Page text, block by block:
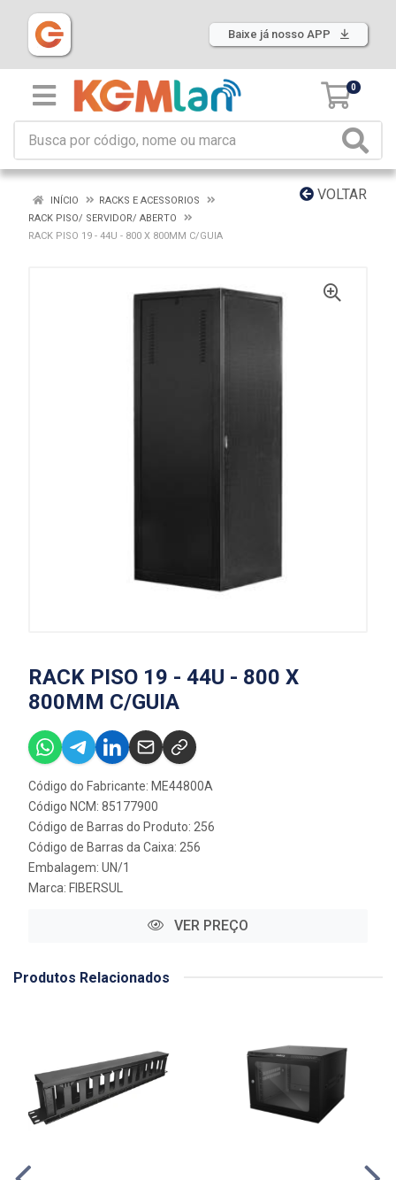
Baixe já nosso APP
0
VOLTAR
INÍCIO
RACKS E ACESSORIOS
RACK PISO/ SERVIDOR/ ABERTO
RACK PISO 19 - 44U - 800 X 800MM C/GUIA
RACK PISO 19 - 44U - 800 X
800MM C/GUIA
Código do Fabricante: ME44800A
Código NCM: 85177900
Código de Barras do Produto: 256
Código de Barras da Caixa: 256
Embalagem: UN/1
Marca: FIBERSUL
VER PREÇO
Produtos Relacionados